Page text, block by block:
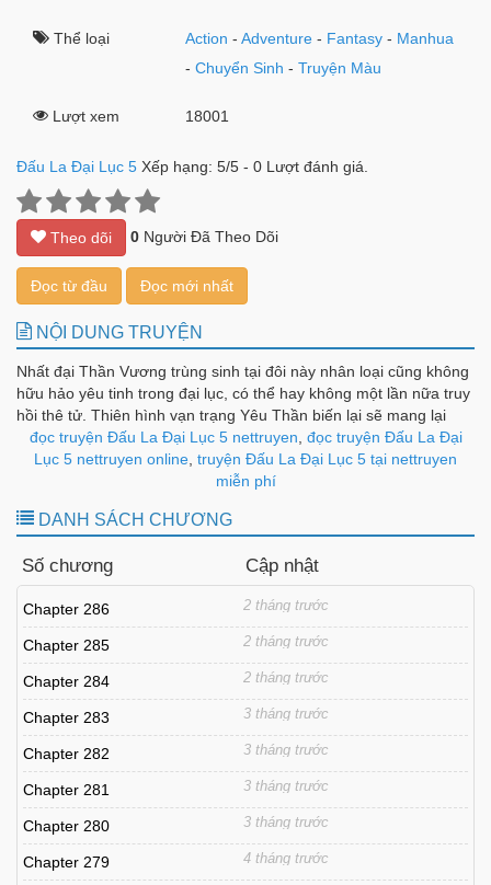
Thể loại Action -Adventure - Fantasy - Manhua
-Chuyển Sinh -Truyện Màu
Lượt xem 18001
Đấu La Đại Lục 5 Xếp hạng: 5/5 - 0 Lượt đánh giá.
Theo dõi 0 Người Đã Theo Dõi
Đọc từ đầu Đọc mới nhất
NỘI DUNG TRUYỆN
Nhất đại Thần Vương trùng sinh tại đôi này nhân loại cũng không
hữu hảo yêu tinh trong đại lục, có thể hay không một lần nữa truy
hồi thê tử. Thiên hình vạn trạng Yêu Thần biến lại sẽ mang lại
cho hắn như thế nào trùng sinh chi đường? Đều ở nhất đại Thần
Vương hành trình tìm vợ, Đấu La Đại Lục Bộ 5:, trùng sinh Đường
đọc truyện Đấu La Đại Lục 5 nettruyen đọc truyện Đấu La Đại
Lục 5 nettruyen online truyện Đấu La Đại Lục 5 tại nettruyen
miễn phí
DANH SÁCH CHƯƠNG
Số chương Cập nhật
Chapter 286 2 tháng trước
Chapter 285 2 tháng trước
Chapter 284 2 tháng trước
Chapter 283 3 tháng trước
Chapter 282 3 tháng trước
Chapter 281 3 tháng trước
Chapter 280 3 tháng trước
Chapter 279 4 tháng trước